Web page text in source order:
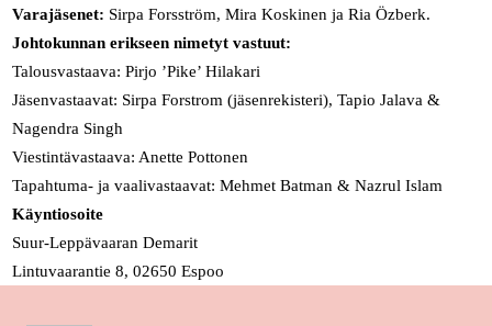
Varajäsenet: Sirpa Forsström, Mira Koskinen ja Ria Özberk.
Johtokunnan erikseen nimetyt vastuut:
Talousvastaava: Pirjo ’Pike’ Hilakari
Jäsenvastaavat: Sirpa Forstrom (jäsenrekisteri), Tapio Jalava &
Nagendra Singh
Viestintävastaava: Anette Pottonen
Tapahtuma- ja vaalivastaavat: Mehmet Batman & Nazrul Islam
Käyntiosoite
Suur-Leppävaaran Demarit
Lintuvaarantie 8, 02650 Espoo